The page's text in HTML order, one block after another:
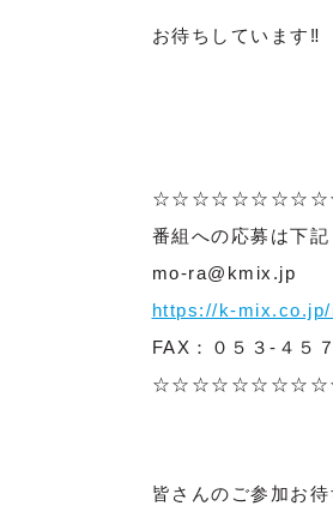
お待ちしています‼
番組への応募は下記
mo-ra@kmix.jp
https://k-
FAX：０５３-４５
皆さんのご参加お待